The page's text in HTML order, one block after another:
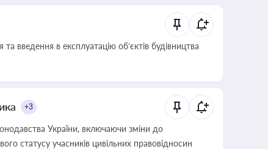
введення в експлуатацію об’єктів будівництва
+3
України, включаючи зміни до
статусу учасників цивільних правовідносин